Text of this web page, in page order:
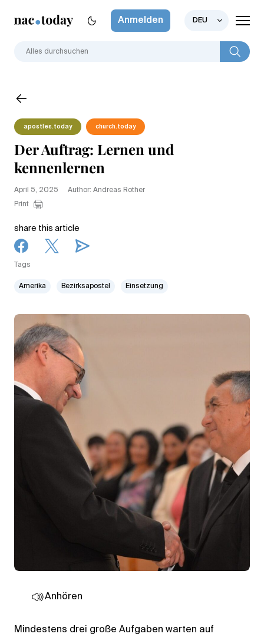
Anmelden DEU
apostles.today church.today
Der Auftrag: Lernen und
kennenlernen
April 5, 2025
Author: Andreas Rother
Print
share this article
Tags
Amerika Bezirksapostel Einsetzung
Anhören
Mindestens drei große Aufgaben warten auf